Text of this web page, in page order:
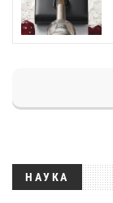
НАУКА